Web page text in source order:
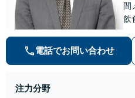
間
飲
電話でお問い合わせ
注力分野